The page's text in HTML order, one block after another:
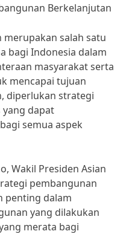
Berkelanjutan
salah satu
bagi Indonesia dalam
masyarakat serta
mencapai tujuan
diperlukan strategi
dapat
semua aspek
Wakil Presiden Asian
pembangunan
penting dalam
yang dilakukan
merata bagi